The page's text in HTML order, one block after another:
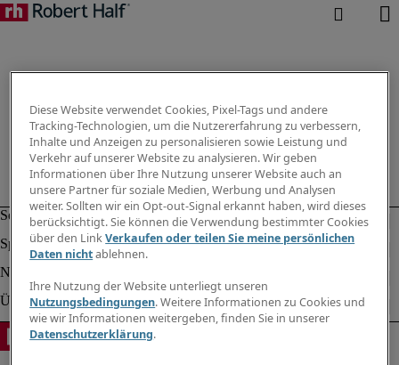
Diese Website verwendet Cookies, Pixel-Tags und andere
Tracking-Technologien, um die Nutzererfahrung zu verbessern,
Inhalte und Anzeigen zu personalisieren sowie Leistung und
Verkehr auf unserer Website zu analysieren. Wir geben
Informationen über Ihre Nutzung unserer Website auch an
unsere Partner für soziale Medien, Werbung und Analysen
weiter. Sollten wir ein Opt-out-Signal erkannt haben, wird dieses
berücksichtigt. Sie können die Verwendung bestimmter Cookies
über den LinkVerkaufen oder teilen Sie meine persönlichen
Daten nichtablehnen.
Ihre Nutzung der Website unterliegt unseren
Nutzungsbedingungen. Weitere Informationen zu Cookies und
wie wir Informationen weitergeben, finden Sie in unserer
Datenschutzerklärung.